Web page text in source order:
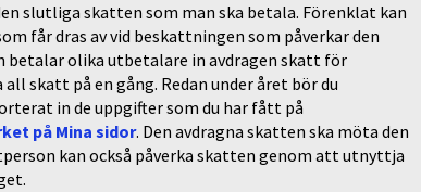
slutliga skatten som man ska betala. Förenklat kan
får dras av vid beskattningen som påverkar den
olika utbetalare in avdragen skatt för
skatt på en gång. Redan under året bör du
in de uppgifter som du har fått på
på Mina sidor. Den avdragna skatten ska möta den
kan också påverka skatten genom att utnyttja